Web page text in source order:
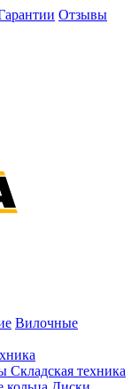
Отзывы
Вилочные
Складская техника